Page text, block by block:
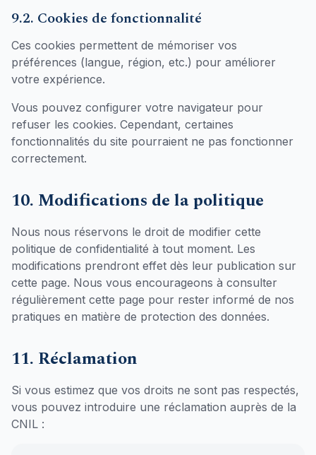
9.2. Cookies de fonctionnalité
Ces cookies permettent de mémoriser vos
préférences (langue, région, etc.) pour améliorer
votre expérience.
Vous pouvez configurer votre navigateur pour
refuser les cookies. Cependant, certaines
fonctionnalités du site pourraient ne pas fonctionner
correctement.
10. Modifications de la politique
Nous nous réservons le droit de modifier cette
politique de confidentialité à tout moment. Les
modifications prendront effet dès leur publication sur
cette page. Nous vous encourageons à consulter
régulièrement cette page pour rester informé de nos
pratiques en matière de protection des données.
11. Réclamation
Si vous estimez que vos droits ne sont pas respectés,
vous pouvez introduire une réclamation auprès de la
CNIL :